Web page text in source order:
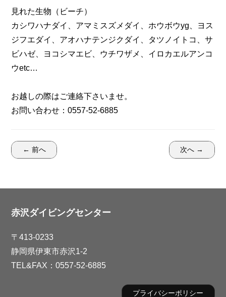
見れた生物（ビーチ）
カシワハナダイ、アマミスズメダイ、ホウボウyg、ヨス
ジフエダイ、アオハナテンジクダイ、タツノイトコ、サ
ビハゼ、ヨコシマエビ、ウチワザメ、イロカエルアンコ
ウetc…
お越しの際はご連絡下さいませ。
お問い合わせ：0557-52-6885
← 前へ 次へ →
赤沢ダイビングセンター
〒413-0233
静岡県伊東市赤沢1-2
TEL&FAX：0557-52-6885
プライバシーポリシー